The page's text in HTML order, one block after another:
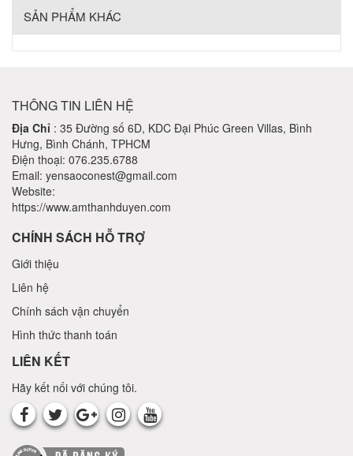
SẢN PHẨM KHÁC
THÔNG TIN LIÊN HỆ
Địa Chỉ : 35 Đường số 6D, KDC Đại Phúc Green Villas, Bình
Hưng, Bình Chánh, TPHCM
Điện thoại: 076.235.6788
Email: yensaoconest@gmail.com
Website:
https://www.amthanhduyen.com
CHÍNH SÁCH HỖ TRỢ
Giới thiệu
Liên hệ
Chính sách vận chuyển
Hình thức thanh toán
LIÊN KẾT
Hãy kết nối với chúng tôi.